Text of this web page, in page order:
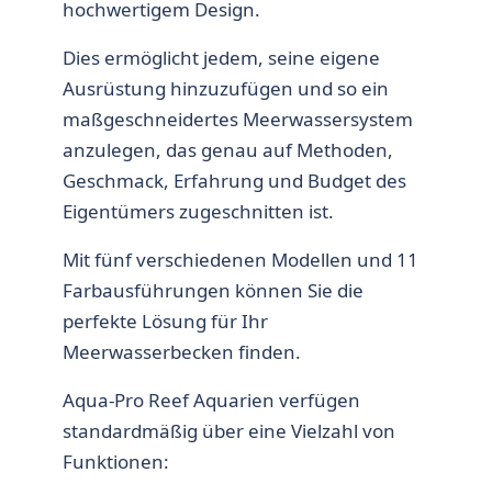
hochwertigem Design.
Dies ermöglicht jedem, seine eigene
Ausrüstung hinzuzufügen und so ein
maßgeschneidertes Meerwassersystem
anzulegen, das genau auf Methoden,
Geschmack, Erfahrung und Budget des
Eigentümers zugeschnitten ist.
Mit fünf verschiedenen Modellen und 11
Farbausführungen können Sie die
perfekte Lösung für Ihr
Meerwasserbecken finden.
Aqua-Pro Reef Aquarien verfügen
standardmäßig über eine Vielzahl von
Funktionen: